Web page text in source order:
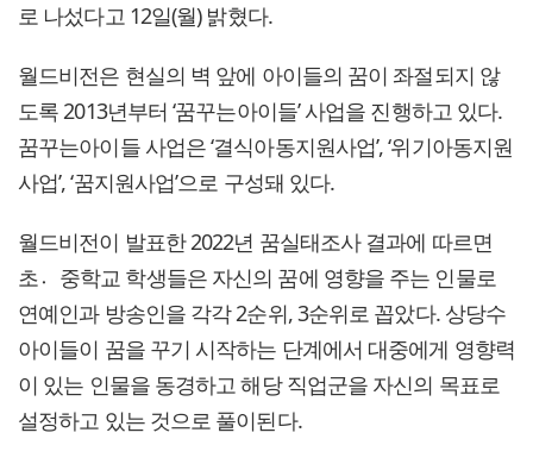
로 나섰다고 12일(월) 밝혔다.
월드비전은 현실의 벽 앞에 아이들의 꿈이 좌절되지 않
도록 2013년부터 ‘꿈꾸는아이들’ 사업을 진행하고 있다.
꿈꾸는아이들 사업은 ‘결식아동지원사업’, ‘위기아동지원
사업’, ‘꿈지원사업’으로 구성돼 있다.
월드비전이 발표한 2022년 꿈실태조사 결과에 따르면
초중〮학교 학생들은 자신의 꿈에 영향을 주는 인물로
연예인과 방송인을 각각 2순위, 3순위로 꼽았다. 상당수
아이들이 꿈을 꾸기 시작하는 단계에서 대중에게 영향력
이 있는 인물을 동경하고 해당 직업군을 자신의 목표로
설정하고 있는 것으로 풀이된다.